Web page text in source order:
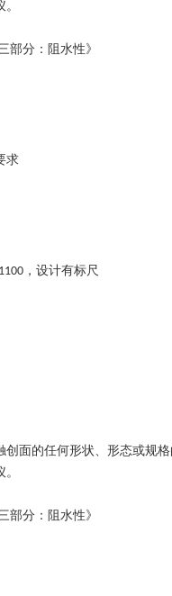
部分：阻水性》
求
1100 ，设计有标尺
创面的任何形状、形态或规
部分：阻水性》